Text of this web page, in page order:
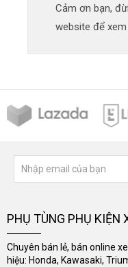
Cảm ơn bạn,
website để
PHỤ TÙNG PHỤ KIỆN
Chuyên bán lẻ, bán online
hiệu: Honda, Kawasaki,